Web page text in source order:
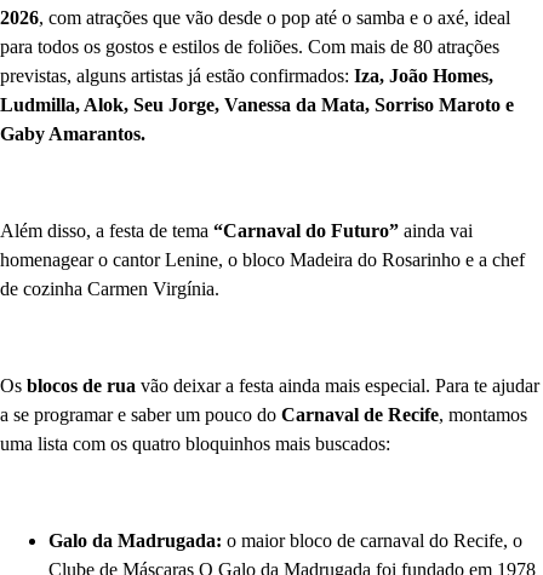
2026, com atrações que vão desde o pop até o samba e o axé, ideal
para todos os gostos e estilos de foliões. Com mais de 80 atrações
previstas, alguns artistas já estão confirmados: Iza, João Homes,
Ludmilla, Alok, Seu Jorge, Vanessa da Mata, Sorriso Maroto e
Gaby Amarantos.
Além disso, a festa de tema “Carnaval do Futuro” ainda vai
homenagear o cantor Lenine, o bloco Madeira do Rosarinho e a chef
de cozinha Carmen Virgínia.
Os blocos de rua vão deixar a festa ainda mais especial. Para te ajudar
a se programar e saber um pouco do Carnaval de Recife, montamos
uma lista com os quatro bloquinhos mais buscados:
Galo da Madrugada: o maior bloco de carnaval do Recife, o
Clube de Máscaras O Galo da Madrugada foi fundado em 1978